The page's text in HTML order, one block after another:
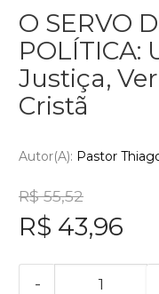
O SERVO
POLÍTICA:
Justiça,
Cristã
Autor(a): Pastor
R$ 55,52
R$ 43,96
-